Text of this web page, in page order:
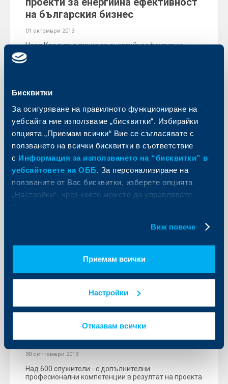
Бисквитки
За осигуряване на правилното функциониране на
уебсайта ние използваме „бисквитки“. Избирайки
опцията „Приемам всички“ Вие се съгласявате с
ползването на всички бисквитки в съответствие
с Информация за използването на “бисквитки” в
уебсайтовете на ОББ. За персонализиране на
ползваните от Вас бисквитки, изберете опцията
„Настройки“, чрез която можете да управлявате
Виж повече
Приемам всички
Настройки
Отказвам всички
на българския бизнес
01 октомври 2013
Нова Кредитна линия за енергийноефективни
проекти за МСП в размер на 30 млн. eвро получи
Райфайзенбанк.
Съобщения за клиенти
Промени в лихвените условия по
сметки на физически лица от 30
ноември 2013 г.
30 септември 2013
Райфайзенбанк приключи успешно
европроект на стойност над 197
хиляди лева
30 септември 2013
Над 600 служители - с допълнителни
професионални компетенции в резултат на проекта